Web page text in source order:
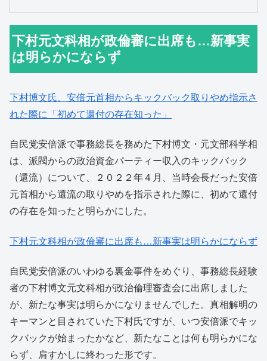
下村元文科相が政倫審に出席も…新事実
は明らかにならず
下村博文氏、安倍元首相からキックバック取りやめ指示さ
れた際に「初めて還付の存在知った」
自民党安倍派で事務総長を務めた下村博文・元文部科学相
は、派閥からの政治資金パーティー収入のキックバック
（還流）について、２０２２年４月、当時会長だった安倍
元首相から還流の取りやめを指示された際に、初めて還付
の存在を知ったと明らかにした。
下村元文科相が政倫審に出席も…新事実は明らかにならず
自民党安倍派のいわゆる裏金事件をめぐり、事務総長経験
者の下村博文元文科相が政治倫理審査会に出席しました
が、新たな事実は明らかになりませんでした。真相解明の
キーマンと目されていた下村氏ですが、いつ安倍派でキッ
クバックが始まったかなど、新たなことは何も明らかにな
らず、肩すかしに終わった形です。